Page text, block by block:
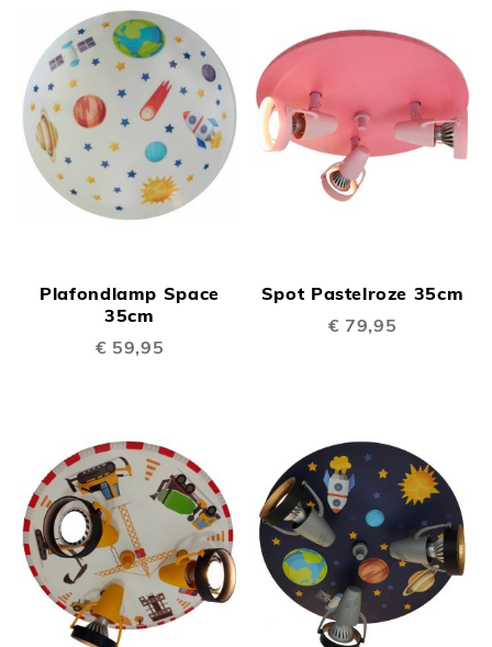
Plafondlamp Space
35cm
€ 59,95
Spot Pastelroze 35cm
€ 79,95